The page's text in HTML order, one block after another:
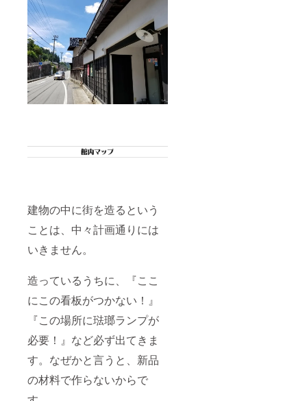
建物の中に街を造るという
ことは、中々計画通りには
いきません。
造っているうちに、『ここ
にこの看板がつかない！』
『この場所に琺瑯ランプが
必要！』など必ず出てきま
す。なぜかと言うと、新品
の材料で作らないからで